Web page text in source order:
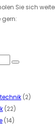
Sie sich
gern:
(2)
(22)
(14)